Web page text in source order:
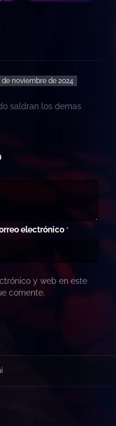
de noviembre de 2024
saldran los demas
electrónico *
y web en este
comente.